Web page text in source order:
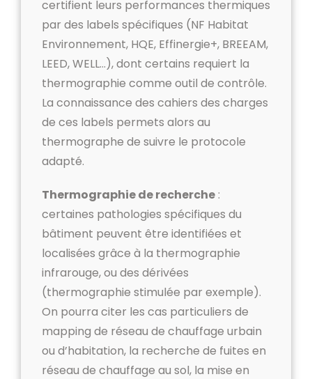
certifient leurs performances thermiques
par des labels spécifiques (NF Habitat
Environnement, HQE, Effinergie+, BREEAM,
LEED, WELL…), dont certains requiert la
thermographie comme outil de contrôle.
La connaissance des cahiers des charges
de ces labels permets alors au
thermographe de suivre le protocole
adapté.
Thermographie de recherche:
certaines pathologies spécifiques du
bâtiment peuvent être identifiées et
localisées grâce à la thermographie
infrarouge, ou des dérivées
(thermographie stimulée par exemple).
On pourra citer les cas particuliers de
mapping de réseau de chauffage urbain
ou d’habitation, la recherche de fuites en
réseau de chauffage au sol, la mise en